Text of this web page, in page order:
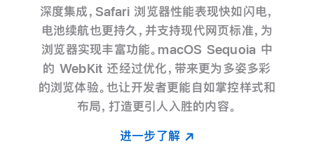
深度集成，Safari 浏览器性能表现快如闪电，
电池续航也更持久，并支持现代网页标准，为
浏览器实现丰富功能。macOS Sequoia 中
的 WebKit 还经过优化，带来更为多姿多彩
的浏览体验。也让开发者更能自如掌控样式和
布局，打造更引人入胜的内容。
进一步了解